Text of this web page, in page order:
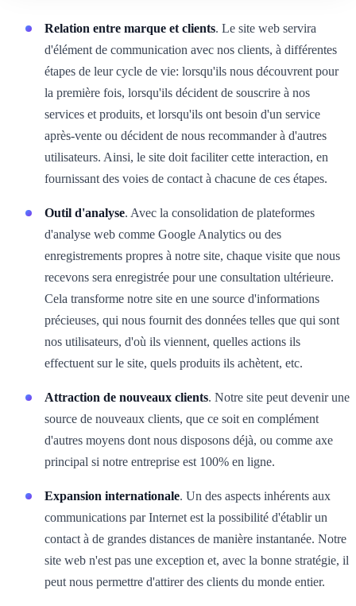
Relation entre marque et clients. Le site web servira
d'élément de communication avec nos clients, à différentes
étapes de leur cycle de vie: lorsqu'ils nous découvrent pour
la première fois, lorsqu'ils décident de souscrire à nos
services et produits, et lorsqu'ils ont besoin d'un service
après-vente ou décident de nous recommander à d'autres
utilisateurs. Ainsi, le site doit faciliter cette interaction, en
fournissant des voies de contact à chacune de ces étapes.
Outil d'analyse. Avec la consolidation de plateformes
d'analyse web comme Google Analytics ou des
enregistrements propres à notre site, chaque visite que nous
recevons sera enregistrée pour une consultation ultérieure.
Cela transforme notre site en une source d'informations
précieuses, qui nous fournit des données telles que qui sont
nos utilisateurs, d'où ils viennent, quelles actions ils
effectuent sur le site, quels produits ils achètent, etc.
Attraction de nouveaux clients. Notre site peut devenir une
source de nouveaux clients, que ce soit en complément
d'autres moyens dont nous disposons déjà, ou comme axe
principal si notre entreprise est 100% en ligne.
Expansion internationale. Un des aspects inhérents aux
communications par Internet est la possibilité d'établir un
contact à de grandes distances de manière instantanée. Notre
site web n'est pas une exception et, avec la bonne stratégie, il
peut nous permettre d'attirer des clients du monde entier.